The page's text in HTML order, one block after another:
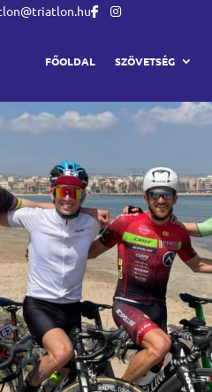
FŐOLDAL SZÖVETSÉG